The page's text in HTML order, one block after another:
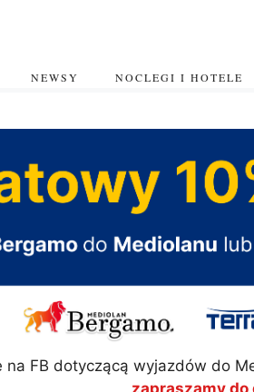
NEWSY NOCLEGI I HOTELE
FB dotyczącą wyjazdów do